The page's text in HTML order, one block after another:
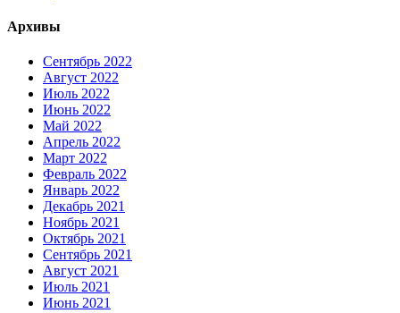
Архивы
Сентябрь 2022
Август 2022
Июль 2022
Июнь 2022
Май 2022
Апрель 2022
Март 2022
Февраль 2022
Январь 2022
Декабрь 2021
Ноябрь 2021
Октябрь 2021
Сентябрь 2021
Август 2021
Июль 2021
Июнь 2021